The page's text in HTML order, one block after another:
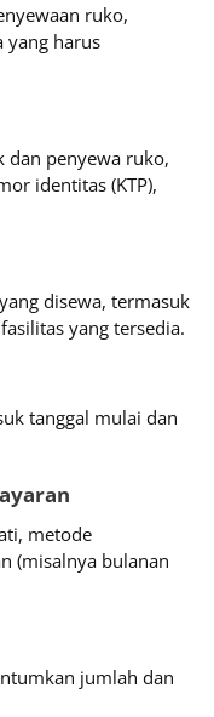
ruko,
yang harus
dan penyewa ruko,
identitas (KTP),
disewa, termasuk
yang tersedia.
tanggal mulai dan
metode
(misalnya bulanan
jumlah dan